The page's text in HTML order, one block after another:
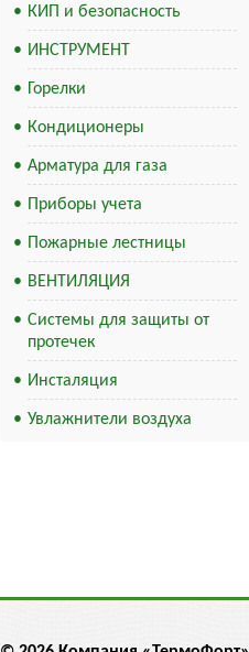
КИП и безопасность
ИНСТРУМЕНТ
Горелки
Кондиционеры
Арматура для газа
Приборы учета
Пожарные лестницы
ВЕНТИЛЯЦИЯ
Системы для защиты от
протечек
Инсталяция
Увлажнители воздуха